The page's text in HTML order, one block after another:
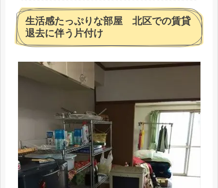
生活感たっぷりな部屋 北区での賃貸
退去に伴う片付け